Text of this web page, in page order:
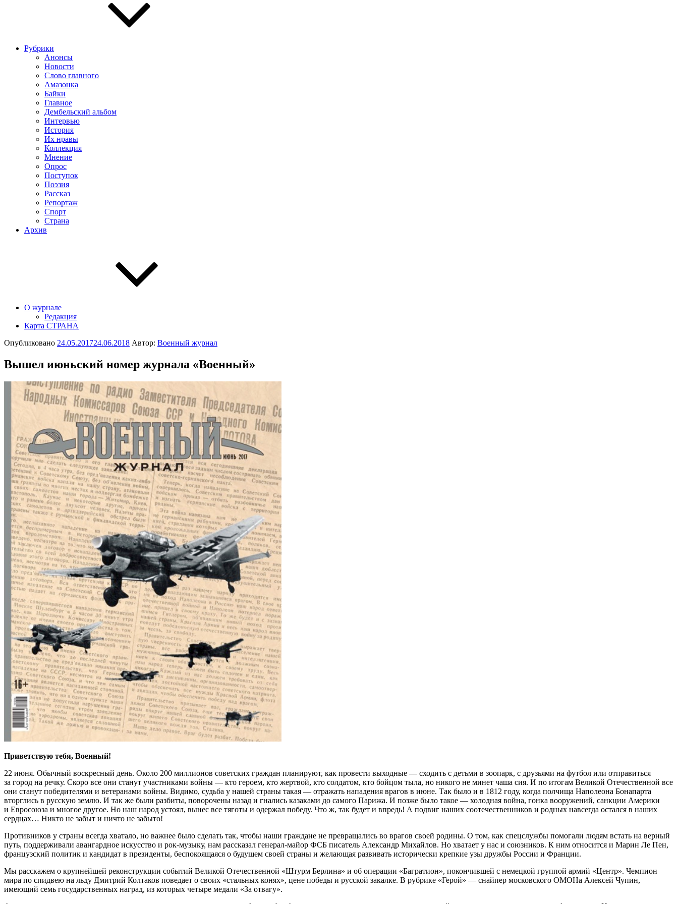
Рубрики
Анонсы
Новости
Слово главного
Амазонка
Байки
Главное
Дембельский альбом
Интервью
История
Их нравы
Коллекция
Мнение
Опрос
Поступок
Поэзия
Рассказ
Репортаж
Спорт
Страна
Архив
О журнале
Редакция
Карта СТРАНА
Опубликовано 24.05.201724.06.2018 Автор: Военный журнал
Вышел июньский номер журнала «Военный»
Приветствую тебя, Военный!
22 июня. Обычный воскресный день. Около 200 миллионов советских граждан планируют, как провести выходные — сходить с детьми в зоопарк, с друзьями на футбол или отправиться
за город на речку. Скоро все они станут участниками войны — кто героем, кто жертвой, кто солдатом, кто бойцом тыла, но никого не минет чаша сия. И по итогам Великой Отечественной все
они станут победителями и ветеранами войны. Видимо, судьба у нашей страны такая — отражать нападения врагов в июне. Так было и в 1812 году, когда полчища Наполеона Бонапарта
вторглись в русскую землю. И так же были разбиты, поворочены назад и гнались казаками до самого Парижа. И позже было такое — холодная война, гонка вооружений, санкции Америки
и Евросоюза и многое другое. Но наш народ устоял, вынес все тяготы и одержал победу. Что ж, так будет и впредь! А подвиг наших соотечественников и родных навсегда остался в наших
сердцах… Никто не забыт и ничто не забыто!
Противников у страны всегда хватало, но важнее было сделать так, чтобы наши граждане не превращались во врагов своей родины. О том, как спецслужбы помогали людям встать на верный
путь, поддерживали авангардное искусство и рок-музыку, нам рассказал генерал-майор ФСБ писатель Александр Михайлов. Но хватает у нас и союзников. К ним относится и Марин Ле Пен,
французский политик и кандидат в президенты, беспокоящаяся о будущем своей страны и желающая развивать исторически крепкие узы дружбы России и Франции.
Мы расскажем о крупнейшей реконструкции событий Великой Отечественной «Штурм Берлина» и об операции «Багратион», покончившей с немецкой группой армий «Центр». Чемпион
мира по спидвею на льду Дмитрий Колтаков поведает о своих «стальных конях», цене победы и русской закалке. В рубрике «Герой» — снайпер московского ОМОНа Алексей Чупин,
имеющий семь государственных наград, из которых четыре медали «За отвагу».